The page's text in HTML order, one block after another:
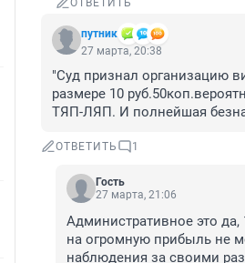
ОТВЕТИТЬ
путник
27 марта, 20:38
"Суд признал организацию
размере 10
ТЯП-ЛЯП. И полнейшая
ОТВЕТИТЬ 1
Гость
27 марта, 21:06
Административное это да,
на огромную прибыль не
наблюдения за своими